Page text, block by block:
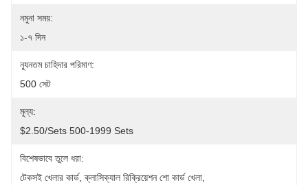
নমুনা সময়:
১-৭ দিন
ন্যূনতম চাহিদার পরিমাণ:
500 সেট
মূল্য:
$2.50/sets 500-1999 Sets
বিশেষভাবে তুলে ধরা:
টেকসই খেলার কার্ড, ক্লাসিক্যাল রিক্রিয়েশন শো কার্ড খেলা